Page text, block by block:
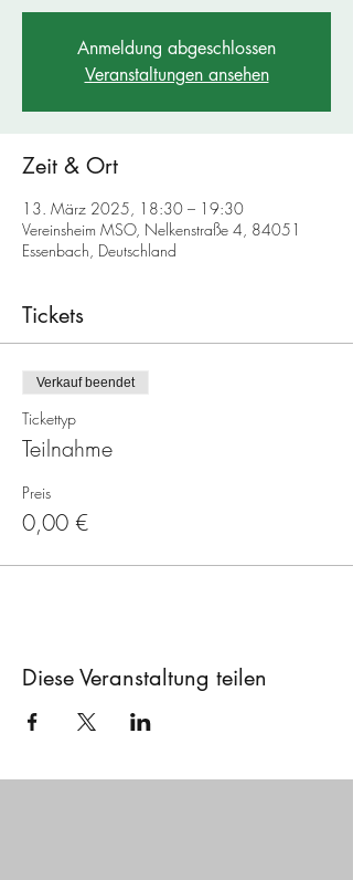
Anmeldung abgeschlossen
Veranstaltungen ansehen
Zeit & Ort
13. März 2025, 18:30 – 19:30
Vereinsheim MSO, Nelkenstraße 4, 84051
Essenbach, Deutschland
Tickets
Verkauf beendet
Tickettyp
Teilnahme
Preis
0,00 €
Diese Veranstaltung teilen